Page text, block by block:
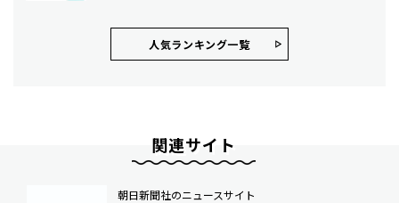
人気ランキング⼀覧
関連サイト
朝日新聞社のニュースサイト